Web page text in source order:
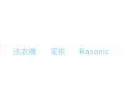
洗衣機 電視 Rasonic